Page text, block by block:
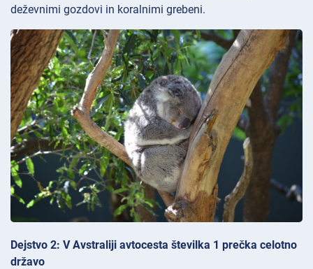
deževnimi gozdovi in koralnimi grebeni.
Dejstvo 2: V Avstraliji avtocesta številka 1 prečka celotno
državo